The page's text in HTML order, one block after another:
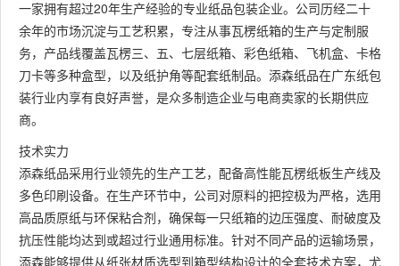
一家拥有超过20年生产经验的专业纸品包装企业。公司历经二十
余年的市场沉淀与工艺积累，专注从事瓦楞纸箱的生产与定制服
务，产品线覆盖瓦楞三、五、七层纸箱、彩色纸箱、飞机盒、卡格
刀卡等多种盒型，以及纸护角等配套纸制品。添森纸品在广东纸包
装行业内享有良好声誉，是众多制造企业与电商卖家的长期供应
商。
技术实力
添森纸品采用行业领先的生产工艺，配备高性能瓦楞纸板生产线及
多色印刷设备。在生产环节中，公司对原料的把控极为严格，选用
高品质原纸与环保粘合剂，确保每一只纸箱的边压强度、耐破度及
抗压性能均达到或超过行业通用标准。针对不同产品的运输场景，
添森能够提供从纸张材质选型到箱型结构设计的全套技术方案，尤